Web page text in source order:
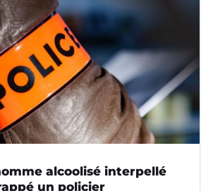
alcoolisé interpellé
un policier